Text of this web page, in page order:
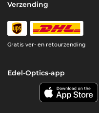
Verzending
Gratis ver- en retourzending
Edel-Optics-app